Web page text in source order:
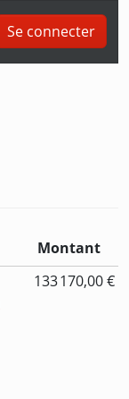
Se connecter
Montant
133 170,00 €